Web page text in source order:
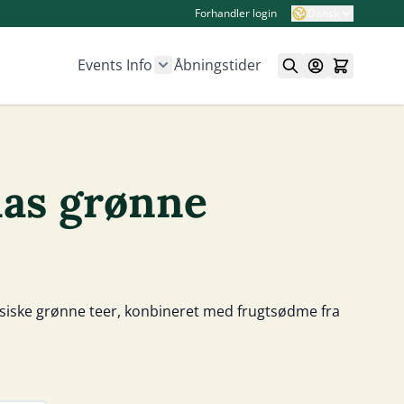
Forhandler login
Events Info
Åbningstider
grønne
grønne teer, konbineret med frugtsødme fra